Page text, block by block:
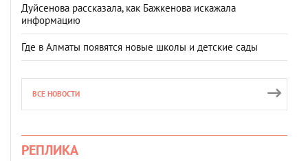
Дуйсенова рассказала, как Бажкенова искажала
информацию
Где в Алматы появятся новые школы и детские сады
ВСЕ НОВОСТИ
РЕПЛИКА